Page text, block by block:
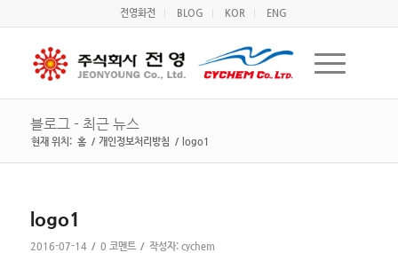
전영화전 BLOG KOR ENG
블로그 - 최근 뉴스
현재 위치: 홈 / 개인정보처리방침 / logo1
logo1
2016-07-14 / 0 코멘트 / 작성자: cychem